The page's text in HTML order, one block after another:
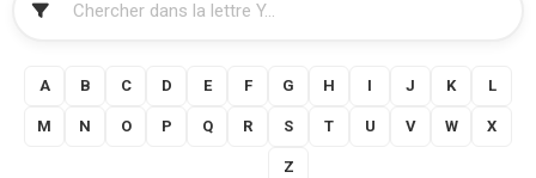
A B C D E F G H I J K L
M N O P Q R S T U V W X
Z